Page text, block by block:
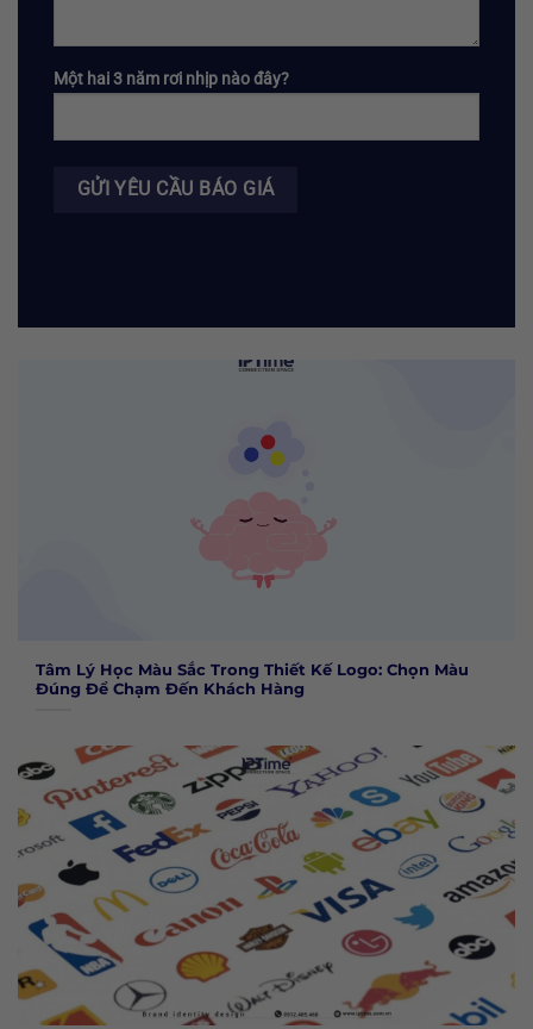
Một hai 3 năm rơi nhịp nào đây?
Tâm Lý Học Màu Sắc Trong Thiết Kế Logo: Chọn Màu
Đúng Để Chạm Đến Khách Hàng